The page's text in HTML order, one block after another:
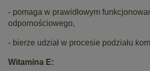
- pomaga w prawidłowym
odpornościowego,
- bierze udział w procesie podziału
Witamina E: